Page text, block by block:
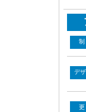
制
デ
更